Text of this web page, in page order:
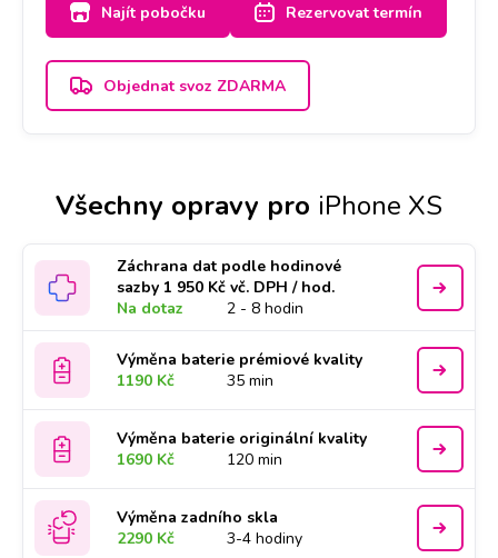
Najít pobočku Rezervovat termín
Objednat svoz ZDARMA
Všechny opravy pro iPhone XS
Záchrana dat podle hodinové
sazby 1 950 Kč vč. DPH / hod.
Na dotaz
2 - 8 hodin
Výměna baterie prémiové kvality
1190 Kč
35 min
Výměna baterie originální kvality
1690 Kč
120 min
Výměna zadního skla
2290 Kč
3-4 hodiny